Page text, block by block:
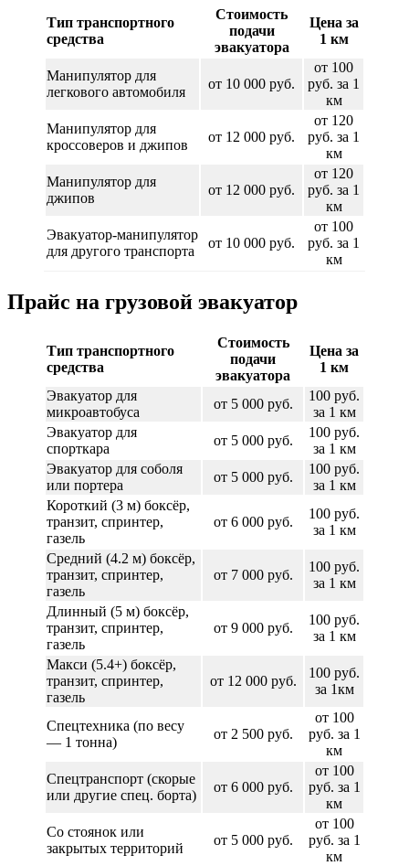
Тип транспортного
средства
Стоимость
подачи
эвакуатора
Цена за
1 км
Манипулятор для
легкового автомобиля
от 10 000 руб.
от 100
руб. за 1
км
Манипулятор для
кроссоверов и джипов
от 12 000 руб.
от 120
руб. за 1
км
Манипулятор для
джипов
от 12 000 руб.
от 120
руб. за 1
км
Эвакуатор-манипулятор
для другого транспорта
от 10 000 руб.
от 100
руб. за 1
км
Прайс на грузовой эвакуатор
Тип транспортного
средства
Стоимость
подачи
эвакуатора
Цена за
1 км
Эвакуатор для
микроавтобуса
от 5 000 руб.
100 руб.
за 1 км
Эвакуатор для
спорткара
от 5 000 руб.
100 руб.
за 1 км
Эвакуатор для соболя
или портера
от 5 000 руб.
100 руб.
за 1 км
Короткий (3 м) боксёр,
транзит, спринтер,
газель
от 6 000 руб.
100 руб.
за 1 км
Средний (4.2 м) боксёр,
транзит, спринтер,
газель
от 7 000 руб.
100 руб.
за 1 км
Длинный (5 м) боксёр,
транзит, спринтер,
газель
от 9 000 руб.
100 руб.
за 1 км
Макси (5.4+) боксёр,
транзит, спринтер,
газель
от 12 000 руб.
100 руб.
за 1км
Спецтехника (по весу
— 1 тонна)
от 2 500 руб.
от 100
руб. за 1
км
Спецтранспорт (скорые
или другие спец. борта)
от 6 000 руб.
от 100
руб. за 1
км
Со стоянок или
закрытых территорий
от 5 000 руб.
от 100
руб. за 1
км